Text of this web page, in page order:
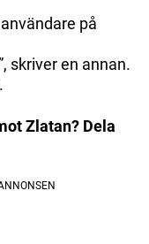
på
skriver en annan.
Zlatan? Dela